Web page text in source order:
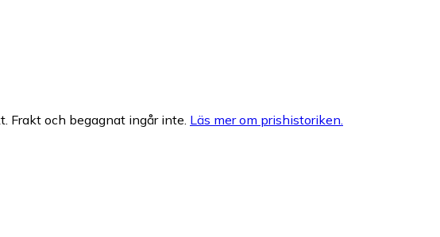
Frakt och begagnat ingår inte. Läs mer om prishistoriken.